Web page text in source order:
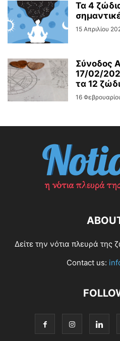
Τα 4
15 Απριλίου
Σύνοδος
17/02/
τα 12
16
Δείτε την νότια πλευρά της
Contact us: